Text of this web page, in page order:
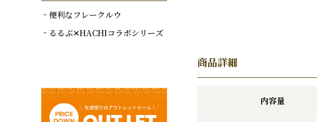
便利なフレークルウ
るるぶ✕HACHIコラボシリーズ
商品詳細
内容量